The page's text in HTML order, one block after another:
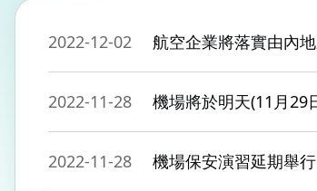
2022-12-02 航空企業將落實由內
2022-11-28 機場將於明天(11月29
2022-11-28 機場保安演習延期舉行